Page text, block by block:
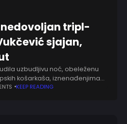
nedovoljan tripl-
sjajan,
uzbudljivu noć, obeleženu
košarkaša, iznenađenjima
NBA večeri sve
KEEP READING